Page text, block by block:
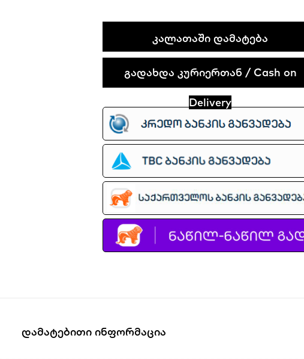
Jordan
Legacy
312
quantity
ᲙᲐᲚᲐᲗᲐᲨᲘ ᲓᲐᲛᲐᲢᲔᲑᲐ
გადახდა კურიერთან / Cash on
Delivery
Დამატებითი Ინფორმაცია